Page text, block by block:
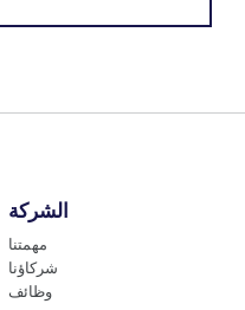
الشركة
مهمتنا
شركاؤنا
وظائف